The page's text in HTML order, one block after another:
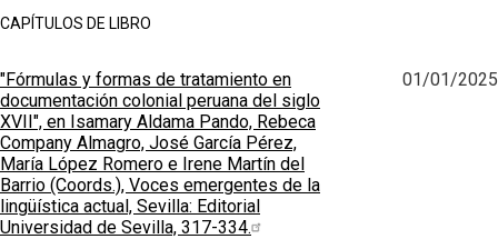
CAPÍTULOS DE LIBRO
"Fórmulas y formas de tratamiento en
documentación colonial peruana del siglo
XVII", en Isamary Aldama Pando, Rebeca
Company Almagro, José García Pérez,
María López Romero e Irene Martín del
Barrio (Coords.), Voces emergentes de la
lingüística actual, Sevilla: Editorial
Universidad de Sevilla, 317-334.
01/01/2025